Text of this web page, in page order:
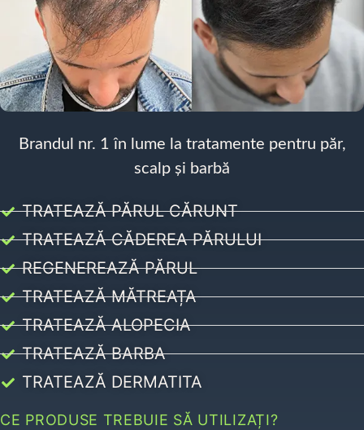
Brandul nr. 1 în lume la tratamente pentru păr,
scalp și barbă
TRATEAZĂ PĂRUL CĂRUNT
TRATEAZĂ CĂDEREA PĂRULUI
REGENEREAZĂ PĂRUL
TRATEAZĂ MĂTREAȚA
TRATEAZĂ ALOPECIA
TRATEAZĂ BARBA
TRATEAZĂ DERMATITA
CE PRODUSE TREBUIE SĂ UTILIZAȚI?